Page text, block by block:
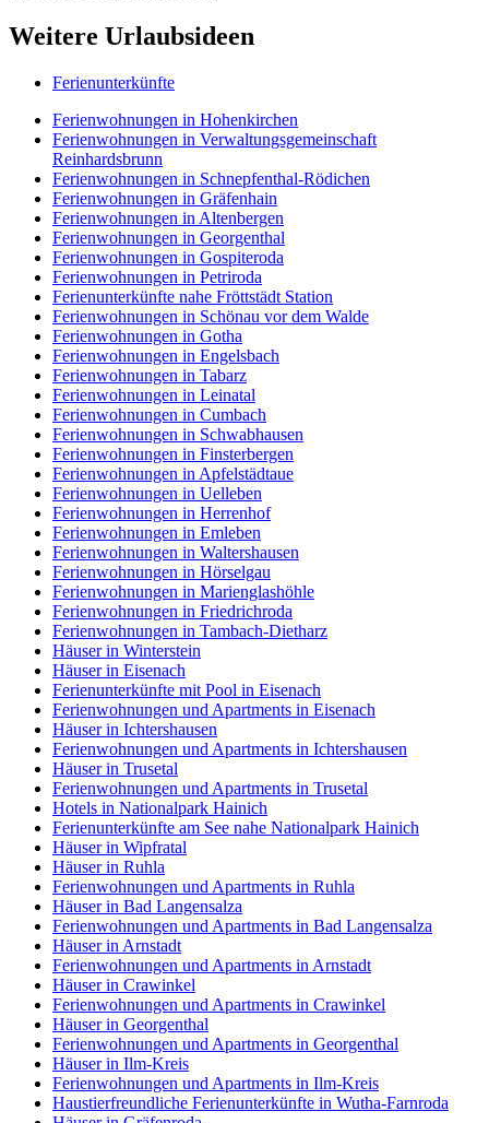
Weitere Urlaubsideen
Ferienunterkünfte
Ferienwohnungen in Hohenkirchen
Ferienwohnungen in Verwaltungsgemeinschaft
Reinhardsbrunn
Ferienwohnungen in Schnepfenthal-Rödichen
Ferienwohnungen in Gräfenhain
Ferienwohnungen in Altenbergen
Ferienwohnungen in Georgenthal
Ferienwohnungen in Gospiteroda
Ferienwohnungen in Petriroda
Ferienunterkünfte nahe Fröttstädt Station
Ferienwohnungen in Schönau vor dem Walde
Ferienwohnungen in Gotha
Ferienwohnungen in Engelsbach
Ferienwohnungen in Tabarz
Ferienwohnungen in Leinatal
Ferienwohnungen in Cumbach
Ferienwohnungen in Schwabhausen
Ferienwohnungen in Finsterbergen
Ferienwohnungen in Apfelstädtaue
Ferienwohnungen in Uelleben
Ferienwohnungen in Herrenhof
Ferienwohnungen in Emleben
Ferienwohnungen in Waltershausen
Ferienwohnungen in Hörselgau
Ferienwohnungen in Marienglashöhle
Ferienwohnungen in Friedrichroda
Ferienwohnungen in Tambach-Dietharz
Häuser in Winterstein
Häuser in Eisenach
Ferienunterkünfte mit Pool in Eisenach
Ferienwohnungen und Apartments in Eisenach
Häuser in Ichtershausen
Ferienwohnungen und Apartments in Ichtershausen
Häuser in Trusetal
Ferienwohnungen und Apartments in Trusetal
Hotels in Nationalpark Hainich
Ferienunterkünfte am See nahe Nationalpark Hainich
Häuser in Wipfratal
Häuser in Ruhla
Ferienwohnungen und Apartments in Ruhla
Häuser in Bad Langensalza
Ferienwohnungen und Apartments in Bad Langensalza
Häuser in Arnstadt
Ferienwohnungen und Apartments in Arnstadt
Häuser in Crawinkel
Ferienwohnungen und Apartments in Crawinkel
Häuser in Georgenthal
Ferienwohnungen und Apartments in Georgenthal
Häuser in Ilm-Kreis
Ferienwohnungen und Apartments in Ilm-Kreis
Haustierfreundliche Ferienunterkünfte in Wutha-Farnroda